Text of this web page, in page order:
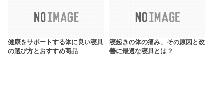
健康をサポートする体に良い寝具
の選び方とおすすめ商品
寝起きの体の痛み、その原因と改
善に最適な寝具とは？